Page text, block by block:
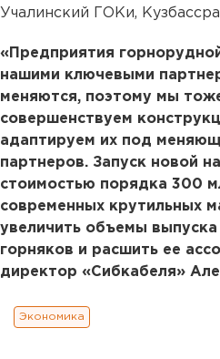
Учалинский ГОКи,
«Предприятия
нашими ключевыми
меняются, поэтому мы
совершенствуем
адаптируем их под
партнеров. Запуск новой
стоимостью порядка 300
современных крутильных
увеличить объемы
горняков и расшить ее
директор «Сибкабеля»
Экономика